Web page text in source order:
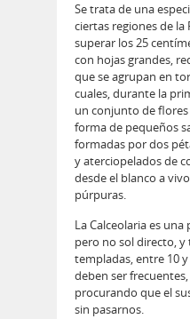
Se trata de una
ciertas regiones de la
superar los 25
con hojas grandes,
que se agrupan en
cuales, durante la
un conjunto de flores
forma de pequeños
formadas por dos
y aterciopelados de
desde el blanco a
púrpuras.
La Calceolaria es
pero no sol directo,
templadas, entre 10
deben ser
procurando que el
sin pasarnos.